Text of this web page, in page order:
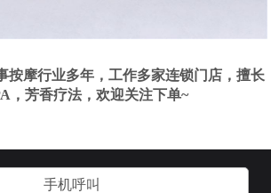
按摩行业多年，工作多家连锁门店，擅长
，芳香疗法，欢迎关注下单~
手机呼叫